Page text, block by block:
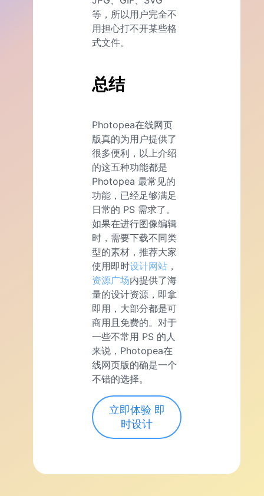
等，所以用户完全不
用担心打不开某些格
式文件。
总结
Photopea在线网页
版真的为用户提供了
很多便利，以上介绍
的这五种功能都是
Photopea 最常见的
功能，已经足够满足
日常的 PS 需求了。
如果在进行图像编辑
时，需要下载不同类
型的素材，推荐大家
使用即时设计网站 ，
资源广场内提供了海
量的设计资源，即拿
即用，大部分都是可
商用且免费的。对于
一些不常用 PS 的人
来说，Photopea在
线网页版的确是一个
不错的选择。
立即体验 即
时设计